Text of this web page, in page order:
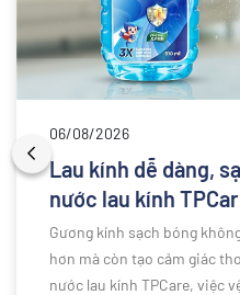
06/08/2026
Lau kính dễ dàng,
nước lau kính
Gương kính sạch bóng
hơn mà còn tạo cảm giác
nước lau kính TPCare, việc